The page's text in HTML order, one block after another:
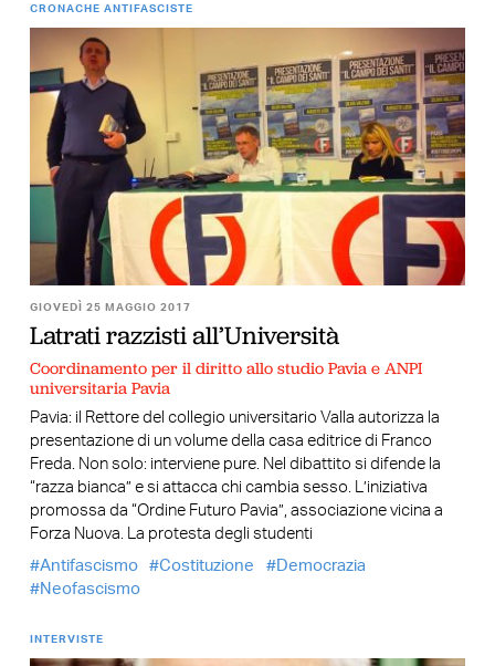
CRONACHE ANTIFASCISTE
GIOVEDÌ 25 MAGGIO 2017
Latrati razzisti all’Università
Coordinamento per il diritto allo studio Pavia e ANPI
universitaria Pavia
Pavia: il Rettore del collegio universitario Valla autorizza la
presentazione di un volume della casa editrice di Franco
Freda. Non solo: interviene pure. Nel dibattito si difende la
“razza bianca” e si attacca chi cambia sesso. L’iniziativa
promossa da “Ordine Futuro Pavia”, associazione vicina a
Forza Nuova. La protesta degli studenti
Antifascismo
Costituzione
Democrazia
Neofascismo
INTERVISTE